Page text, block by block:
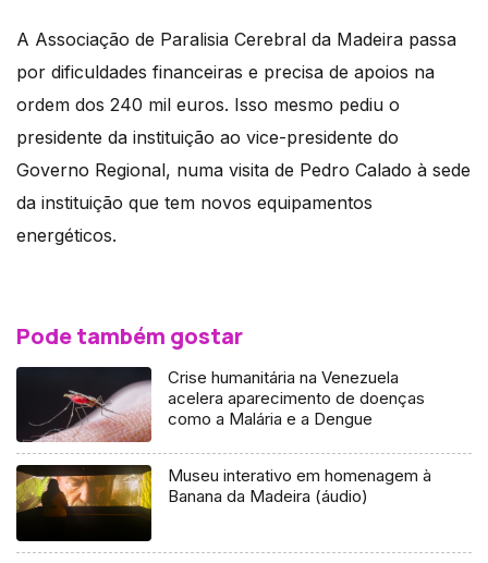
A Associação de Paralisia Cerebral da Madeira passa
por dificuldades financeiras e precisa de apoios na
ordem dos 240 mil euros. Isso mesmo pediu o
presidente da instituição ao vice-presidente do
Governo Regional, numa visita de Pedro Calado à sede
da instituição que tem novos equipamentos
energéticos.
Pode também gostar
Crise humanitária na Venezuela
acelera aparecimento de doenças
como a Malária e a Dengue
Museu interativo em homenagem à
Banana da Madeira (áudio)